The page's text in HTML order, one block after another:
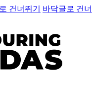
건너뛰기 바닥글로 건